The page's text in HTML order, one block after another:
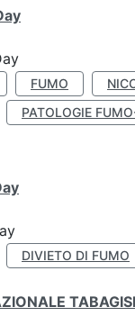
FUMO
PATOLOGIE
DIVIETO DI FUMO